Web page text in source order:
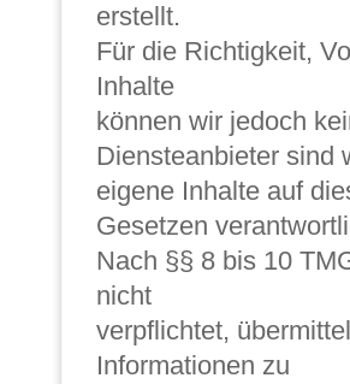
erstellt.
Für die Richtigkeit,
Inhalte
können wir jedoch
Diensteanbieter sind
eigene Inhalte auf
Gesetzen
Nach §§ 8 bis 10
nicht
verpflichtet,
Informationen zu